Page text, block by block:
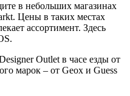
в небольших магазинах
Цены в таких местах
ассортимент. Здесь
Outlet в часе езды от
марок – от Geox и Guess